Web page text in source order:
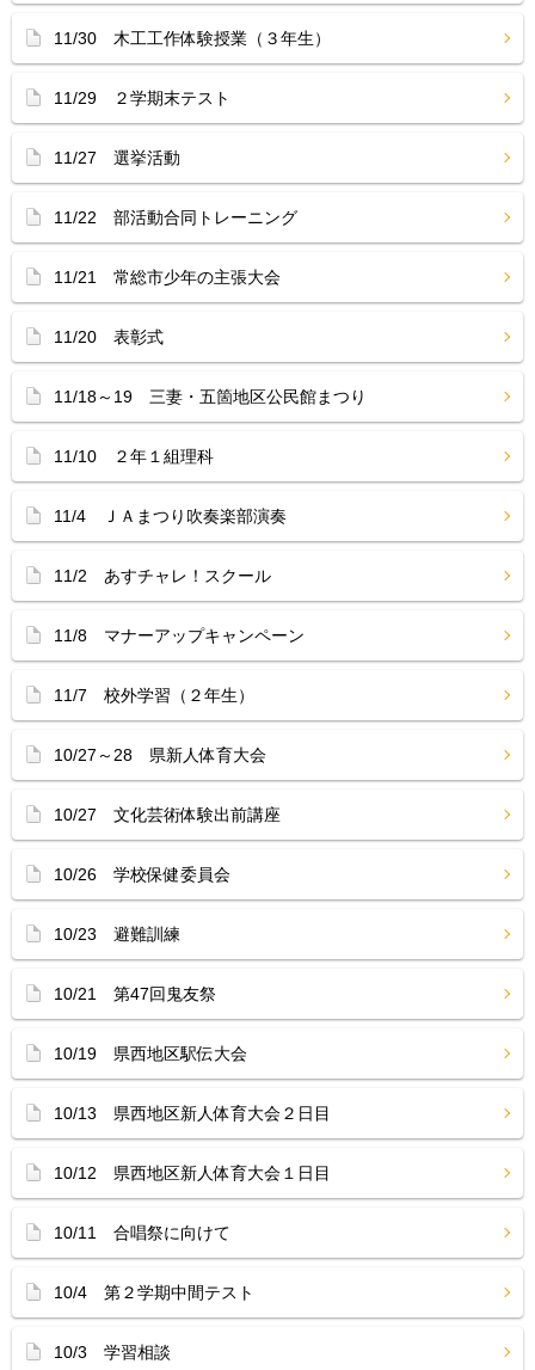
11/30 木工工作体験授業（３年生）
11/29 ２学期末テスト
11/27 選挙活動
11/22 部活動合同トレーニング
11/21 常総市少年の主張大会
11/20 表彰式
11/18～19 三妻・五箇地区公民館まつり
11/10 ２年１組理科
11/4 ＪＡまつり吹奏楽部演奏
11/2 あすチャレ！スクール
11/8 マナーアップキャンペーン
11/7 校外学習（２年生）
10/27～28 県新人体育大会
10/27 文化芸術体験出前講座
10/26 学校保健委員会
10/23 避難訓練
10/21 第47回鬼友祭
10/19 県西地区駅伝大会
10/13 県西地区新人体育大会２日目
10/12 県西地区新人体育大会１日目
10/11 合唱祭に向けて
10/4 第２学期中間テスト
10/3 学習相談